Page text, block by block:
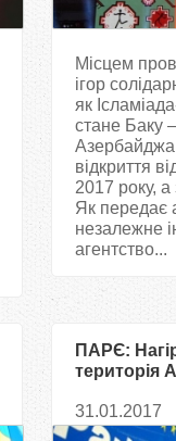
Місцем
ігор
як
стане Баку
відкриття
2017 року,
Як передає
незалежне
агентство...
ПАРЄ:
територія
31.01.2017